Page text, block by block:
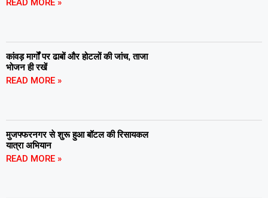
READ MORE »
कांवड़ मार्गों पर ढाबों और होटलों की जांच, ताजा
भोजन ही रखें
READ MORE »
मुजफ्फरनगर से शुरू हुआ बॉटल की रिसायकल
यात्रा अभियान
READ MORE »